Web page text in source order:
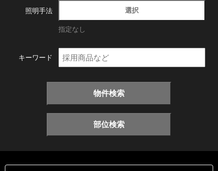
照明手法 選択
指定なし
キーワード
物件検索
部位検索